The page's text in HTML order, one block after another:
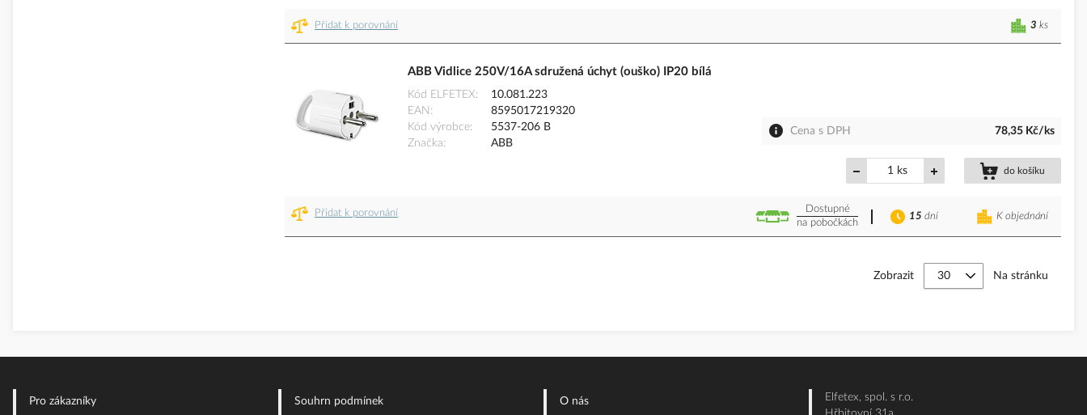
Přidat k porovnání 3 ks
ABB Vidlice 250V/16A sdružená úchyt (ouško) IP20 bílá
Kód ELFETEX
10.081.223
EAN
8595017219320
Kód výrobce
5537-206 B
Značka
ABB
Cena s DPH 78,35 Kč/ks
ks do košíku
Přidat k porovnání
Dostupné
na pobočkách
K objednání
15 dní
Zobrazit Na stránku
Pro zákazníky Souhrn podmínek O nás
Elfetex, spol. s r.o.